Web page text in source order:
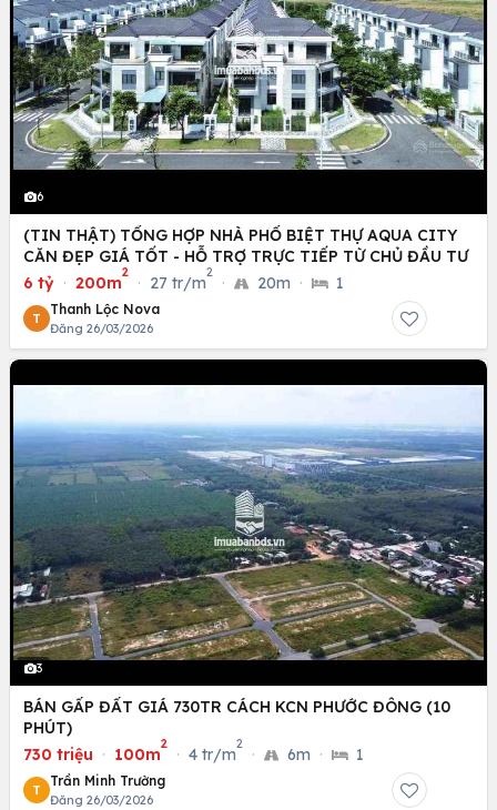
6
(TIN THẬT) TỔNG HỢP NHÀ PHỐ BIỆT THỰ AQUA CITY
CĂN ĐẸP GIÁ TỐT - HỖ TRỢ TRỰC TIẾP TỪ CHỦ ĐẦU TƯ
6 tỷ · 200m
2
· 27 tr/m
2
· 20m · 1
T
Thanh Lộc Nova
Đăng 26/03/2026
3
BÁN GẤP ĐẤT GIÁ 730TR CÁCH KCN PHƯỚC ĐÔNG (10
PHÚT)
730 triệu · 100m
2
· 4 tr/m
2
· 6m · 1
T
Trần Minh Trường
Đăng 26/03/2026